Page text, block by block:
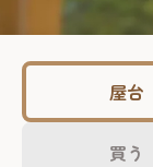
屋台
買う